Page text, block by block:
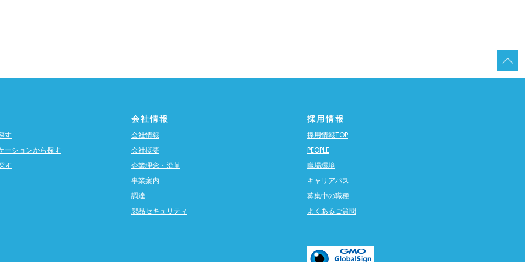
す
ーションから探す
す
会社情報
会社情報
会社概要
企業理念・沿革
事業案内
調達
製品セキュリティ
採用情報
採用情報TOP
PEOPLE
職場環境
キャリアパス
募集中の職種
よくあるご質問